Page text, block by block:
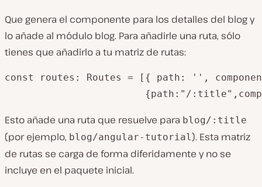
Que genera el componente para los detalles del blog y
lo añade al módulo blog. Para añadirle una ruta, sólo
tienes que añadirlo a tu matriz de rutas:
const routes: Routes = [{ path: '',
Esto añade una ruta que resuelve para blog/:title
(por ejemplo, blog/angular-tutorial). Esta matriz
de rutas se carga de forma diferidamente y no se
incluye en el paquete inicial.